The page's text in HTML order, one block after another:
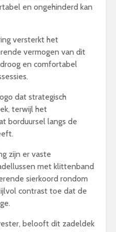
en ongehinderd kan
versterkt het
vermogen van dit
en comfortabel
dat strategisch
terwijl het
borduursel langs de
zijn er vaste
met klittenband
sierkoord rondom
contrast toe dat de
belooft dit zadeldek